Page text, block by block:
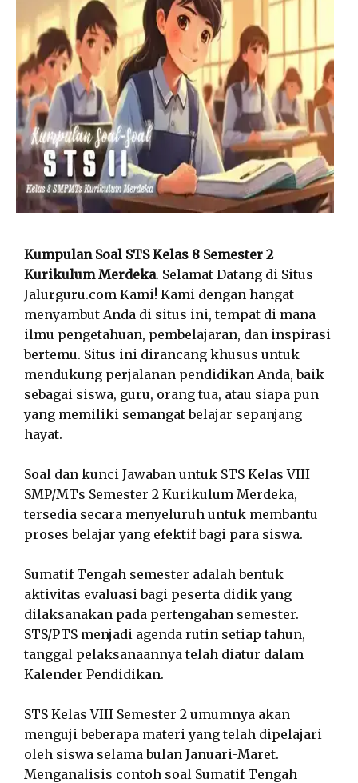
Kumpulan Soal STS Kelas 8 Semester 2
Kurikulum Merdeka. Selamat Datang di Situs
Jalurguru.com Kami! Kami dengan hangat
menyambut Anda di situs ini, tempat di mana
ilmu pengetahuan, pembelajaran, dan inspirasi
bertemu. Situs ini dirancang khusus untuk
mendukung perjalanan pendidikan Anda, baik
sebagai siswa, guru, orang tua, atau siapa pun
yang memiliki semangat belajar sepanjang
hayat.
Soal dan kunci Jawaban untuk STS Kelas VIII
SMP/MTs Semester 2 Kurikulum Merdeka,
tersedia secara menyeluruh untuk membantu
proses belajar yang efektif bagi para siswa.
Sumatif Tengah semester adalah bentuk
aktivitas evaluasi bagi peserta didik yang
dilaksanakan pada pertengahan semester.
STS/PTS menjadi agenda rutin setiap tahun,
tanggal pelaksanaannya telah diatur dalam
Kalender Pendidikan.
STS Kelas VIII Semester 2 umumnya akan
menguji beberapa materi yang telah dipelajari
oleh siswa selama bulan Januari-Maret.
Menganalisis contoh soal Sumatif Tengah